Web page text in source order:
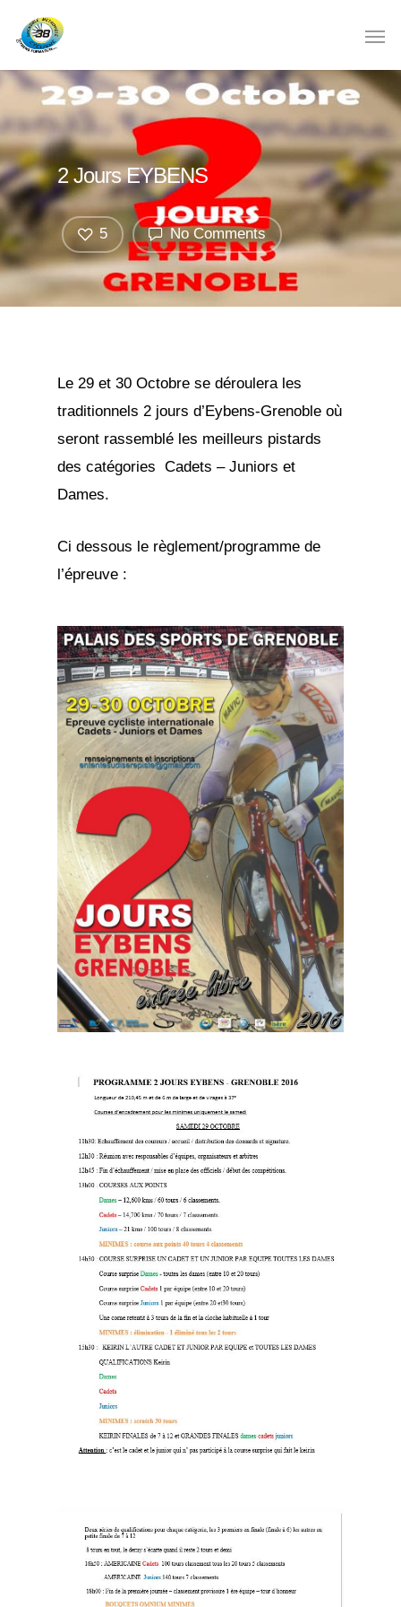
2 Jours EYBENS
No Comments
5
Le 29 et 30 Octobre se déroulera les
traditionnels 2 jours d’Eybens-Grenoble où
seront rassemblé les meilleurs pistards
des catégories Cadets – Juniors et
Dames.
Ci dessous le règlement/programme de
l’épreuve :